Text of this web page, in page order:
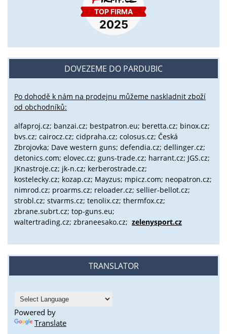
DOVEZEME DO PARDUBIC
Po dohodě k nám na prodejnu můžeme naskladnit zboží
od obchodníků:
alfaproj.cz; banzai.cz; bestpatron.eu; beretta.cz; binox.cz;
bvs.cz; cairocz.cz; cidpraha.cz; colosus.cz; Česká
Zbrojovka; Dave western guns; defendia.cz; dellinger.cz;
detonics.com; elovec.cz; guns-trade.cz; harrant.cz; JGS.cz;
JKnastroje.cz; jk-n.cz; kerberostrade.cz;
kostelecky.cz; kozap.cz; Mayzus; mpicz.com; neopatron.cz;
nimrod.cz; proarms.cz; reloader.cz; sellier-bellot.cz;
strobl.cz; stvarms.cz; tenolix.cz; thermfox.cz;
zbrane.subrt.cz; top-guns.eu;
waltertrading.cz; zbraneesako.cz; zelenysport.cz
TRANSLATOR
Powered by
Translate